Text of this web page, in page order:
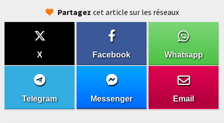
Partagez cet article sur les réseaux
X Facebook Whatsapp
Telegram Messenger Email